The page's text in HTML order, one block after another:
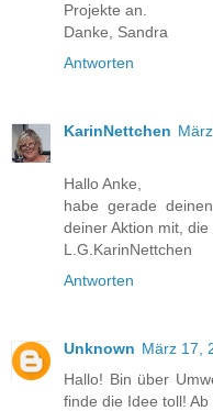
Projekte an.
Danke, Sandra
Antworten
KarinNettchen
Hallo Anke,
habe gerade
deiner Aktion mit,
L.G.KarinNettchen
Antworten
Unknown März 17,
Hallo! Bin über
finde die Idee toll!